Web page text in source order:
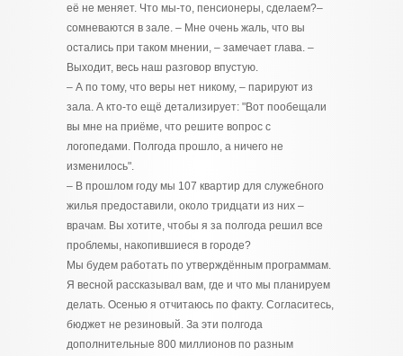
её не меняет. Что мы-то, пенсионеры, сделаем?–
сомневаются в зале. – Мне очень жаль, что вы
остались при таком мнении, – замечает глава. –
Выходит, весь наш разговор впустую.
– А по тому, что веры нет никому, – парируют из
зала. А кто-то ещё детализирует: "Вот пообещали
вы мне на приёме, что решите вопрос с
логопедами. Полгода прошло, а ничего не
изменилось".
– В прошлом году мы 107 квартир для служебного
жилья предоставили, около тридцати из них –
врачам. Вы хотите, чтобы я за полгода решил все
проблемы, накопившиеся в городе?
Мы будем работать по утверждённым программам.
Я весной рассказывал вам, где и что мы планируем
делать. Осенью я отчитаюсь по факту. Согласитесь,
бюджет не резиновый. За эти полгода
дополнительные 800 миллионов по разным